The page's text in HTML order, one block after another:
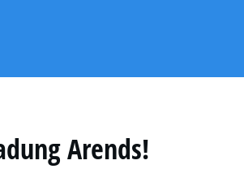
Arends!